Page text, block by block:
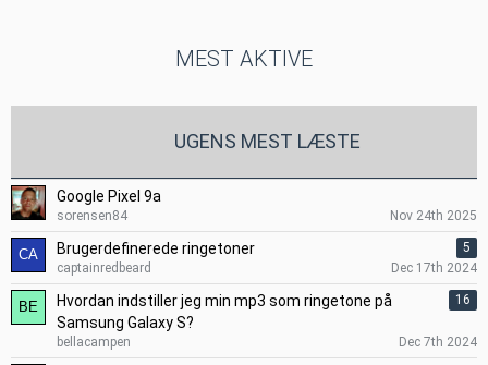
MEST AKTIVE
UGENS MEST LÆSTE
Google Pixel 9a
sorensen84 Nov 24th 2025
Brugerdefinerede ringetoner
5
captainredbeard
Dec 17th 2024
Hvordan indstiller jeg min mp3 som ringetone på
Samsung Galaxy S?
16
bellacampen Dec 7th 2024